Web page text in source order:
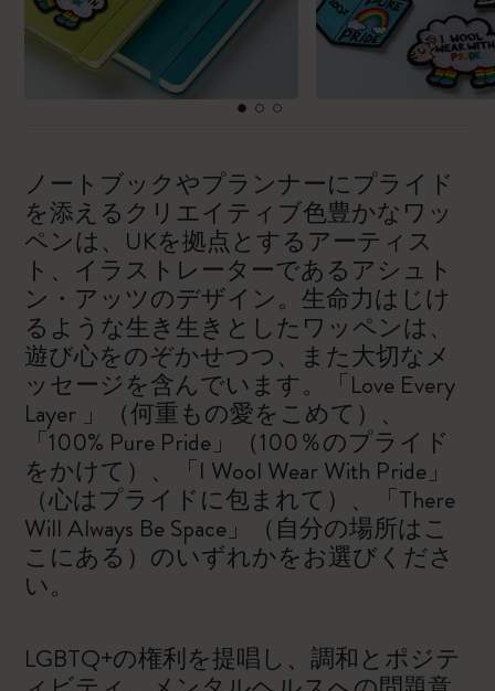
ノートブックやプランナーにプライド
を添えるクリエイティブ色豊かなワッ
ペンは、UKを拠点とするアーティス
ト、イラストレーターであるアシュト
ン・アッツのデザイン。生命力はじけ
るような生き生きとしたワッペンは、
遊び心をのぞかせつつ、また大切なメ
ッセージを含んでいます。「Love Every
Layer 」（何重もの愛をこめて）、
「100% Pure Pride」（100％のプライド
をかけて）、「I Wool Wear With Pride」
（心はプライドに包まれて）、「There
Will Always Be Space」（自分の場所はこ
こにある）のいずれかをお選びくださ
い。
LGBTQ+の権利を提唱し、調和とポジテ